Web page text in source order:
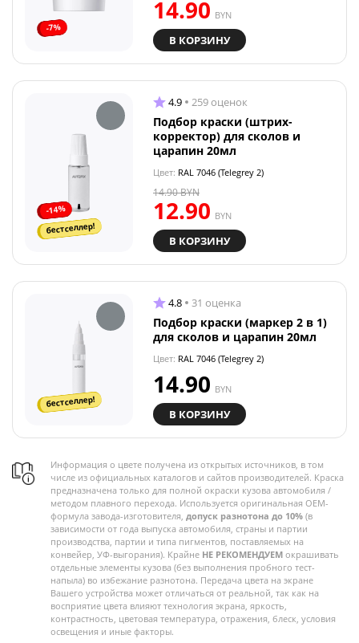
-7%
14.90 BYN
В КОРЗИНУ
-14%
бестселлер!
4.9 259 оценок
Подбор краски (штрих-
корректор) для сколов и
царапин 20мл
Цвет: RAL 7046 (Telegrey 2)
12.90 BYN
14.90BYN
В КОРЗИНУ
бестселлер!
4.8 31 оценка
Подбор краски (маркер 2 в 1)
для сколов и царапин 20мл
Цвет: RAL 7046 (Telegrey 2)
14.90 BYN
В КОРЗИНУ
Информация о цвете получена из открытых источников, в том
числе из официальных каталогов и сайтов производителей. Краска
предназначена только для полной окраски кузова автомобиля /
методом плавного перехода. Используется оригинальная OEM-
формула завода-изготовителя, допуск разнотона до 10% (в
зависимости от года выпуска автомобиля, страны и партии
производства, партии и типа пигментов, поставляемых на
конвейер, УФ-выгорания). Крайне НЕ РЕКОМЕНДУЕМ окрашивать
отдельные элементы кузова (без выполнения пробного тест-
напыла) во избежание разнотона. Передача цвета на экране
Вашего устройства может отличаться от реальной, так как на
восприятие цвета влияют технология экрана, яркость,
контрастность, цветовая температура, отражения, блеск, условия
освещения и иные факторы.